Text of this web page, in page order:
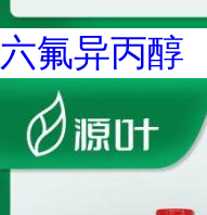
六氟异丙醇